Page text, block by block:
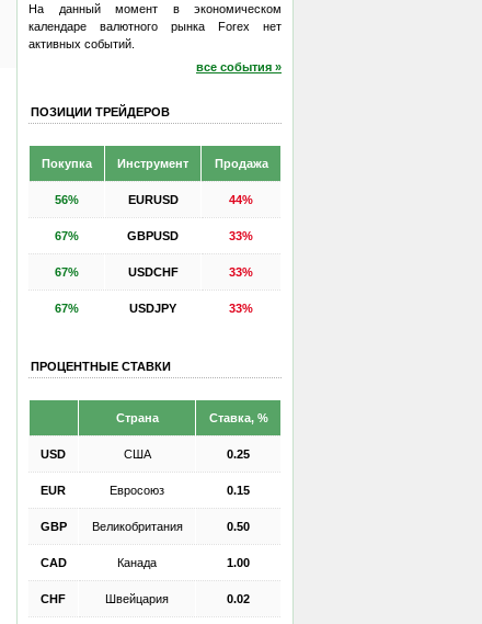
На данный момент в экономическом
календаре валютного рынка Forex нет
активных событий.
все события »
ПОЗИЦИИ ТРЕЙДЕРОВ
Покупка Инструмент Продажа
56% EURUSD 44%
67% GBPUSD 33%
67% USDCHF 33%
67% USDJPY 33%
ПРОЦЕНТНЫЕ СТАВКИ
Страна Ставка, %
USD США 0.25
EUR Евросоюз 0.15
GBP Великобритания 0.50
CAD Канада 1.00
CHF Швейцария 0.02